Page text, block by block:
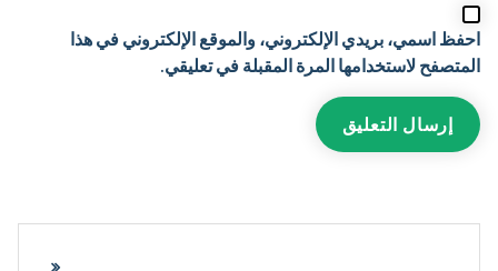
احفظ اسمي، بريدي الإلكتروني، والموقع الإلكتروني في هذا
المتصفح لاستخدامها المرة المقبلة في تعليقي.